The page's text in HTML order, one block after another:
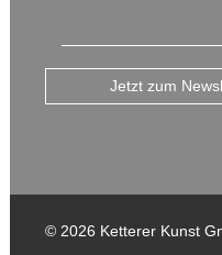
Jetzt zum
© 2026 Ketterer Kunst